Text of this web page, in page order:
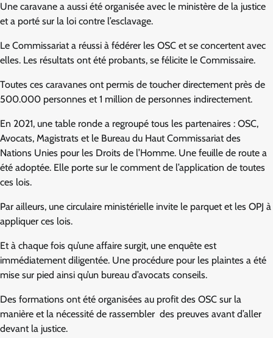
Une caravane a aussi été organisée avec le ministère de la justice
et a porté sur la loi contre l’esclavage.
Le Commissariat a réussi à fédérer les OSC et se concertent avec
elles. Les résultats ont été probants, se félicite le Commissaire.
Toutes ces caravanes ont permis de toucher directement près de
500.000 personnes et 1 million de personnes indirectement.
En 2021, une table ronde a regroupé tous les partenaires : OSC,
Avocats, Magistrats et le Bureau du Haut Commissariat des
Nations Unies pour les Droits de l’Homme. Une feuille de route a
été adoptée. Elle porte sur le comment de l’application de toutes
ces lois.
Par ailleurs, une circulaire ministérielle invite le parquet et les OPJ à
appliquer ces lois.
Et à chaque fois qu’une affaire surgit, une enquête est
immédiatement diligentée. Une procédure pour les plaintes a été
mise sur pied ainsi qu’un bureau d’avocats conseils.
Des formations ont été organisées au profit des OSC sur la
manière et la nécessité de rassembler des preuves avant d’aller
devant la justice.